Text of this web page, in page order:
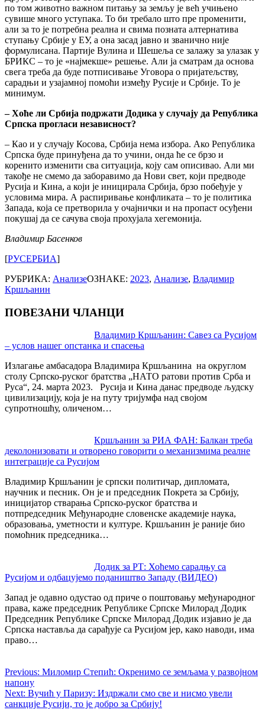
по том животно важном питању за земљу је већ учињено
сувише много уступака. То би требало што пре променити,
али за то је потребна реална и свима позната алтернатива
ступању Србије у ЕУ, а она засад јавно и званично није
формулисана. Партије Вулина и Шешеља се залажу за улазак у
БРИКС – то је «најмекше» решење. Али ја сматрам да основа
свега треба да буде потписивање Уговора о пријатељству,
сарадњи и узајамној помоћи између Русије и Србије. То је
минимум.
– Хоће ли Србија подржати Додика у случају да Република
Српска прогласи независност?
– Као и у случају Косова, Србија нема избора. Ако Република
Српска буде принуђена да то учини, онда ће се брзо и
коренито изменити сва ситуација, коју сам описивао. Али ми
такође не смемо да заборавимо да Нови свет, који предводе
Русија и Кина, а који је иницирала Србија, брзо побеђује у
условима мира. А распиривање конфликата – то је политика
Запада, која се претворила у очајнички и на пропаст осуђени
покушај да се сачува своја прохујала хегемонија.
Владимир Басенков
[РУСЕРБИА]
РУБРИКА: АнализеОЗНАКЕ: 2023, Анализе, Владимир
Кршљанин
ПОВЕЗАНИ ЧЛАНЦИ
Владимир Кршљанин: Савез са Русијом
– услов нашег опстанка и спасења
Излагање амбасадора Владимира Кршљанина на округлом
столу Српско-руског братства „НАТО ратови против Срба и
Руса“, 24. марта 2023. Русија и Кина данас предводе људску
цивилизацију, која је на путу тријумфа над својом
супротношћу, оличеном…
Кршљанин за РИА ФАН: Балкан треба
деколонизовати и отворено говорити о механизмима реалне
интеграције са Русијом
Владимир Кршљанин је српски политичар, дипломата,
научник и песник. Он је и председник Покрета за Србију,
иницијатор стварања Српско-руског братства и
потпредседник Међународне словенске академије наука,
образовања, уметности и културе. Кршљанин је раније био
помоћник председника…
Додик за РТ: Хоћемо сарадњу са
Русијом и одбацујемо подаништво Западу (ВИДЕО)
Запад је одавно одустао од приче о поштовању међународног
права, каже председник Републике Српске Милорад Додик
Председник Републике Српске Милорад Додик изјавио је да
Српска наставља да сарађује са Русијом јер, како наводи, има
право…
navigation
Previous: Миломир Степић: Окренимо се земљама у развојном
напону
Next: Вучић у Паризу: Издржали смо све и нисмо увели
санкције Русији, то је добро за Србију!